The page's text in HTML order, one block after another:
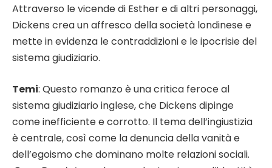
Attraverso le vicende di Esther e di altri personaggi,
Dickens crea un affresco della società londinese e
mette in evidenza le contraddizioni e le ipocrisie del
sistema giudiziario.
Temi: Questo romanzo è una critica feroce al
sistema giudiziario inglese, che Dickens dipinge
come inefficiente e corrotto. Il tema dell’ingiustizia
è centrale, così come la denuncia della vanità e
dell’egoismo che dominano molte relazioni sociali.